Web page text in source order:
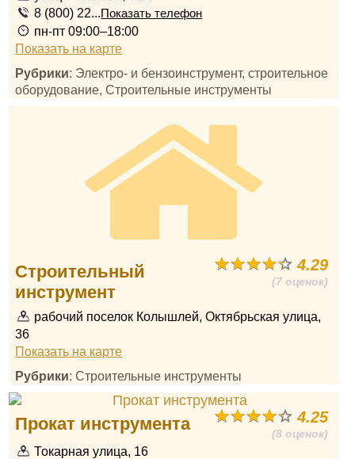
8 (800) 22...Показать телефон
пн-пт 09:00–18:00
Показать на карте
Рубрики: Электро- и бензоинструмент, строительное
оборудование, Строительные инструменты
4.29
(7 оценок)
Строительный
инструмент
рабочий поселок Колышлей, Октябрьская улица,
36
Показать на карте
Рубрики: Строительные инструменты
4.25
(8 оценок)
Прокат инструмента
Токарная улица, 16